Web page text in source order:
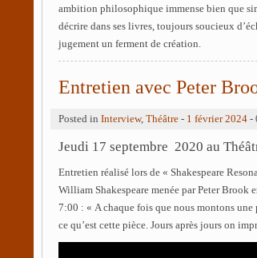
ambition philosophique immense bien que
décrire dans ses livres, toujours soucieux
jugement un ferment de création.
Entretien avec Peter
Posted in Interview, Théâtre - 1 février 2024 -
Jeudi 17 septembre 2020 au
Entretien réalisé lors de « Shakespeare
William Shakespeare menée par Peter
7:00 : « A chaque fois que nous montons
ce qu’est cette pièce. Jours après jours on